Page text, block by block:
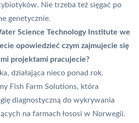
Nie trzeba też sięgać po
genetycznie.
Science Technology Institute we
opowiedzieć czym zajmujecie się
projektami pracujecie?
działająca nieco ponad rok.
Fish Farm Solutions, która
diagnostyczną do wykrywania
na farmach łososi w Norwegii.